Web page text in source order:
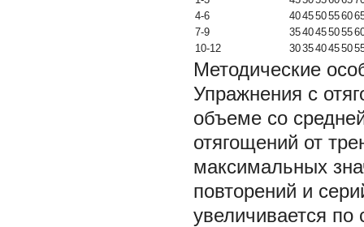
4-6
4045505560
7-9
3540455055
10-12
3035404550
Методические
Упражнения с
объеме со
отягощений от
максимальных
повторений и
увеличивается